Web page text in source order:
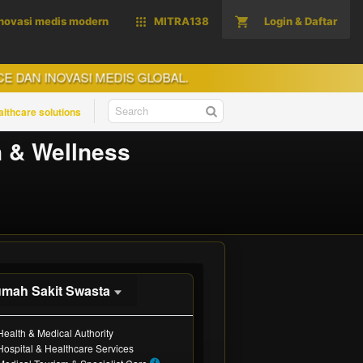
medis modern MITRA138 Login & Daftar
MEDIS GLOBAL.
solutions
MITRA138
& Wellness
Sakit Swasta
SELECTED
by you or one client, in a single end
& Medical Authority
& Healthcare Services